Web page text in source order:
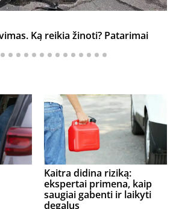
Ką reikia žinoti? Patarimai
Kaitra didina riziką:
ekspertai primena, kaip
saugiai gabenti ir laikyti
degalus